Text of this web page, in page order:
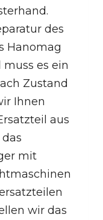
des
Hanomag
es ein
Zustand
Ihnen
aus
mit
wir das